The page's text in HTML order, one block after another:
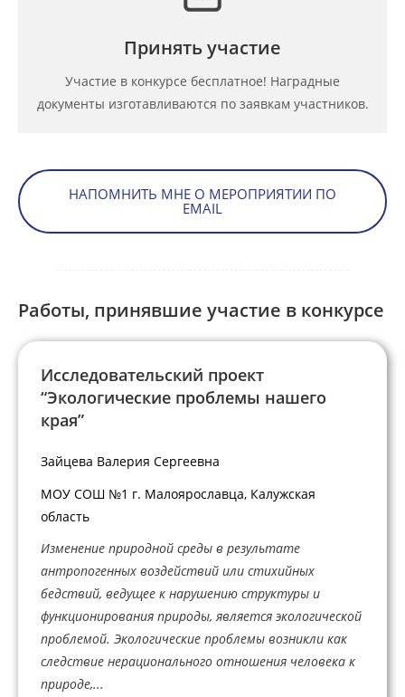
Принять участие
Участие в конкурсе бесплатное! Наградные
документы изготавливаются по заявкам участников.
НАПОМНИТЬ МНЕ О МЕРОПРИЯТИИ ПО
EMAIL
Работы, принявшие участие в конкурсе
Исследовательский проект
“Экологические проблемы нашего
края”
Зайцева Валерия Сергеевна
МОУ СОШ №1 г. Малоярославца, Калужская
область
Изменение природной среды в результате
антропогенных воздействий или стихийных
бедствий, ведущее к нарушению структуры и
функционирования природы, является экологической
проблемой. Экологические проблемы возникли как
следствие нерационального отношения человека к
природе,...